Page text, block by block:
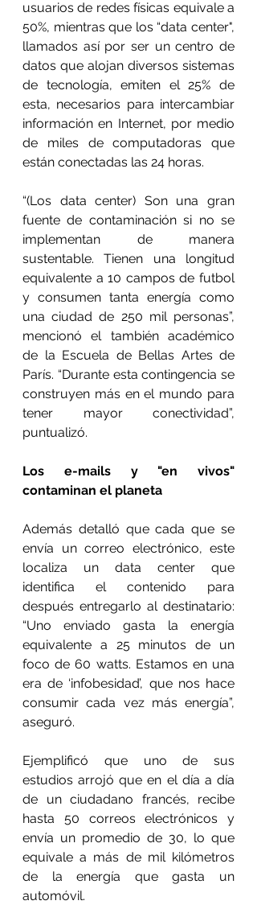
usuarios de redes físicas equivale a
50%, mientras que los “data center",
llamados así por ser un centro de
datos que alojan diversos sistemas
de tecnología, emiten el 25% de
esta, necesarios para intercambiar
información en Internet, por medio
de miles de computadoras que
están conectadas las 24 horas.
“(Los data center) Son una gran
fuente de contaminación si no se
implementan de manera
sustentable. Tienen una longitud
equivalente a 10 campos de futbol
y consumen tanta energía como
una ciudad de 250 mil personas”,
mencionó el también académico
de la Escuela de Bellas Artes de
París. “Durante esta contingencia se
construyen más en el mundo para
tener mayor conectividad”,
puntualizó.
Los e-mails y "en vivos"
contaminan el planeta
Además detalló que cada que se
envía un correo electrónico, este
localiza un data center que
identifica el contenido para
después entregarlo al destinatario:
“Uno enviado gasta la energía
equivalente a 25 minutos de un
foco de 60 watts. Estamos en una
era de ‘infobesidad’, que nos hace
consumir cada vez más energía”,
aseguró.
Ejemplificó que uno de sus
estudios arrojó que en el día a día
de un ciudadano francés, recibe
hasta 50 correos electrónicos y
envía un promedio de 30, lo que
equivale a más de mil kilómetros
de la energía que gasta un
automóvil.